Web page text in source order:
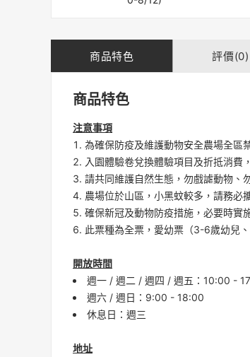
商品特色 評價(0)
商品特色
注意事項
為確保防疫及維護動物安全農場全區
入園體驗卷兌換體驗項目及折抵消費
請共同維護自然生態，勿戲謔動物、
農場位於山區，小黑蚊較多，請務必
確保新冠及動物防疫措施，必要時實
此票種為全票，愛幼票（3-6歲幼兒
開放時間
週一 / 週二 / 週四 / 週五：10:00 -
週六 / 週日：9:00 - 18:00
休息日：週三
地址